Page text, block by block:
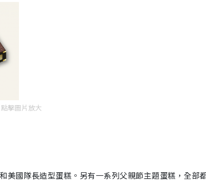
點擊圖片放大
和美國隊長造型蛋糕。 另有一系列父親節主題蛋糕 ，全部